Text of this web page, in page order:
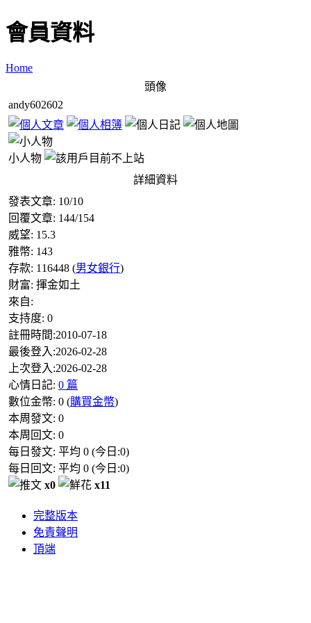
會員資料
Home
頭像
andy602602
小人物
詳細資料
發表文章: 10/10
回覆文章: 144/154
威望: 15.3
雅幣: 143
存款: 116448 (男女銀行)
財富: 揮金如土
來自:
支持度: 0
註冊時間:2010-07-18
最後登入:2026-02-28
上次登入:2026-02-28
心情日記: 0 篇
數位金幣: 0 (購買金幣)
本周發文: 0
本周回文: 0
每日發文: 平均 0 (今日:0)
每日回文: 平均 0 (今日:0)
x0
x11
完整版本
免責聲明
頂端